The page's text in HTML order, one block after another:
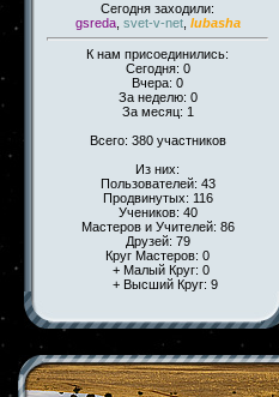
Сегодня заходили:
gsreda, svet-v-net, lubasha
К нам присоединились:
Сегодня: 0
Вчера: 0
За неделю: 0
За месяц: 1
Всего: 380 участников
Из них:
Пользователей: 43
Продвинутых: 116
Учеников: 40
Мастеров и Учителей: 86
Друзей: 79
Круг Мастеров: 0
+ Малый Круг: 0
+ Высший Круг: 9